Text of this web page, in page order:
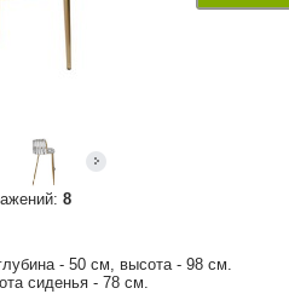
8
- 50 см, высота - 98 см.
сиденья - 78 см.